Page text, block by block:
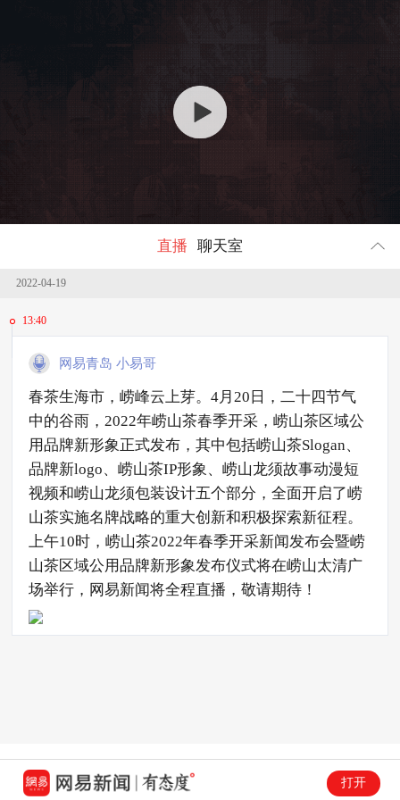
直播 聊天室
2022-04-19
13:40
网易青岛 小易哥
春茶生海市，崂峰云上芽。4月20日，二十四节气
中的谷雨，2022年崂山茶春季开采，崂山茶区域公
用品牌新形象正式发布，其中包括崂山茶Slogan、
品牌新logo、崂山茶IP形象、崂山龙须故事动漫短
视频和崂山龙须包装设计五个部分，全面开启了崂
山茶实施名牌战略的重大创新和积极探索新征程。
上午10时，崂山茶2022年春季开采新闻发布会暨崂
山茶区域公用品牌新形象发布仪式将在崂山太清广
场举行，网易新闻将全程直播，敬请期待！
打开